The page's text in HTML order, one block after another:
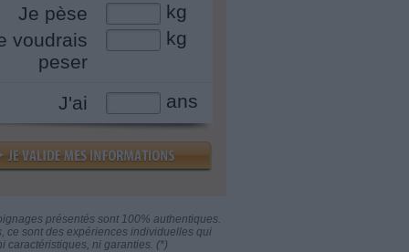
Je pèse
kg
voudrais
peser
kg
J'ai ans
présentés sont 100% authentiques.
ce sont des expériences individuelles qui
caractéristiques, ni garanties. (*)